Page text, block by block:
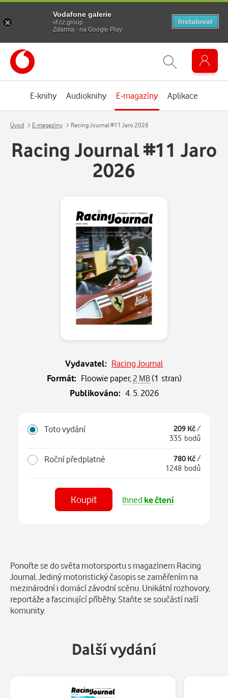
E-knihy Audioknihy E-magazíny Aplikace
Úvod E-magazíny Racing Journal #11 Jaro 2026
Racing Journal #11 Jaro
2026
Vydavatel: Racing Journal
Formát: Floowie paper, 2 MB(1 stran)
Publikováno: 4. 5. 2026
Toto vydání 209 Kč/
335 bodů
Roční předplatné 780 Kč/
1248 bodů
Koupit Ihned ke čtení
Ponořte se do světa motorsportu s magazínem Racing
Journal. Jediný motoristický časopis se zaměřením na
mezinárodní i domácí závodní scénu. Unikátní rozhovory,
reportáže a fascinující příběhy. Staňte se součástí naší
komunity.
Další vydání
Vodafone galerie
vf.cz.group
Zdarma - na Google Play
Instalovat